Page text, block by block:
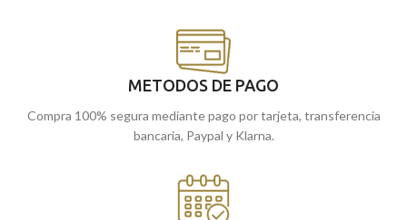
METODOS DE PAGO
Compra 100% segura mediante pago por tarjeta, transferencia
bancaria, Paypal y Klarna.